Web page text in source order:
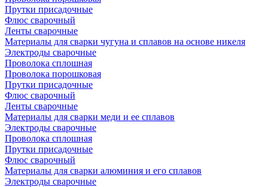
Прутки присадочные
Флюс сварочный
Ленты сварочные
Материалы для сварки чугуна и сплавов на основе никеля
Электроды сварочные
Проволока сплошная
Проволока порошковая
Прутки присадочные
Флюс сварочный
Ленты сварочные
Материалы для сварки меди и ее сплавов
Электроды сварочные
Проволока сплошная
Прутки присадочные
Флюс сварочный
Материалы для сварки алюминия и его сплавов
Электроды сварочные